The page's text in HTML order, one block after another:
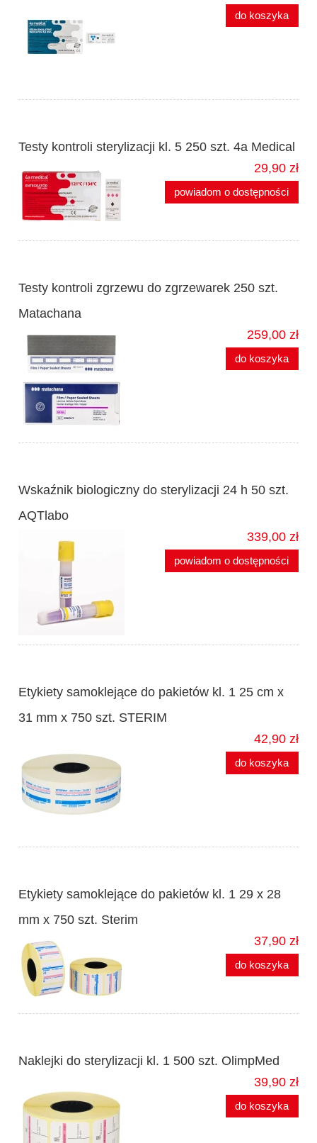
do koszyka
Testy kontroli sterylizacji kl. 5 250 szt. 4a Medical
29,90 zł
powiadom o dostępności
Testy kontroli zgrzewu do zgrzewarek 250 szt.
Matachana
259,00 zł
do koszyka
Wskaźnik biologiczny do sterylizacji 24 h 50 szt.
AQTlabo
339,00 zł
powiadom o dostępności
Etykiety samoklejące do pakietów kl. 1 25 cm x
31 mm x 750 szt. STERIM
42,90 zł
do koszyka
Etykiety samoklejące do pakietów kl. 1 29 x 28
mm x 750 szt. Sterim
37,90 zł
do koszyka
Naklejki do sterylizacji kl. 1 500 szt. OlimpMed
39,90 zł
do koszyka